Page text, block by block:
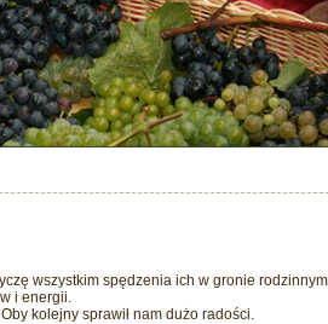
wszystkim spędzenia ich w gronie
i energii.
kolejny sprawił nam dużo radości.